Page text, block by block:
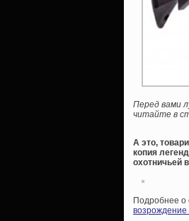
Перед вами
читайте в
А это,
копия
охотничьей
Подробнее о
возрождение